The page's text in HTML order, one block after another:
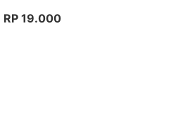
RP 19.000